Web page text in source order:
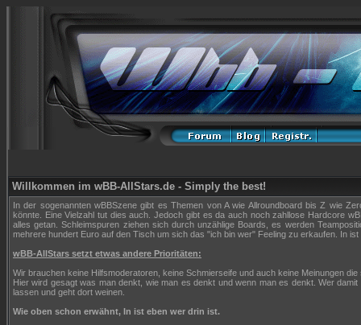
Willkommen im wBB-AllStars.de - Simply the best!
In der sogenannten wBBSzene gibt es Themen von A wie Allroundboard bis Z wie
könnte. Eine Vielzahl tut dies auch. Jedoch gibt es da auch noch zahllose Hardcore
alles getan. Schleimspuren ziehen sich durch unzählige Boards, es werden
mehrere hundert Euro auf den Tisch um sich das "ich bin wer" Feeling zu erkaufen. In
wBB-AllStars setzt etwas andere Prioritäten:
Wir brauchen keine Hilfsmoderatoren, keine Schmierseife und auch keine Meinungen
Hier wird gesagt was man denkt, wie man es denkt und wenn man es denkt. Wer
lassen und geht dort weinen.
Wie oben schon erwähnt, In ist eben wer drin ist.